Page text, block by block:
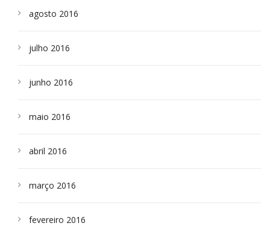
agosto 2016
julho 2016
junho 2016
maio 2016
abril 2016
março 2016
fevereiro 2016